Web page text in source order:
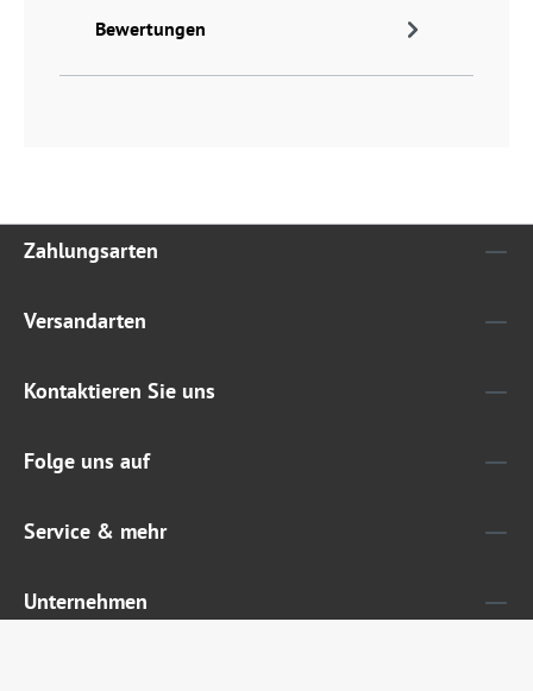
Bewertungen
Zahlungsarten
Versandarten
Kontaktieren Sie uns
Folge uns auf
Service & mehr
Unternehmen